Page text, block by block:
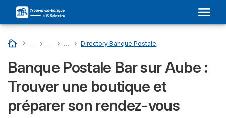
Accueil
… Liste Des Banques En France
… BANQUE POSTALE : Son Adresse Dans Votre Ville et Avis
… Directory Departments - Banque Postale
…
Directory Banque Postale
Banque Postale Bar sur Aube :
Trouver une boutique et
préparer son rendez-vous